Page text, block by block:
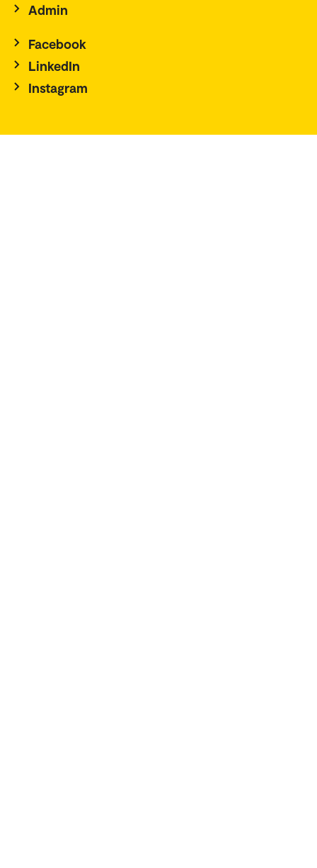
Admin
Facebook
LinkedIn
Instagram